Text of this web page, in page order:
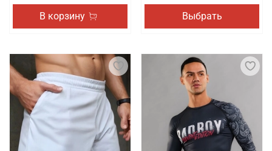
В корзину Выбрать